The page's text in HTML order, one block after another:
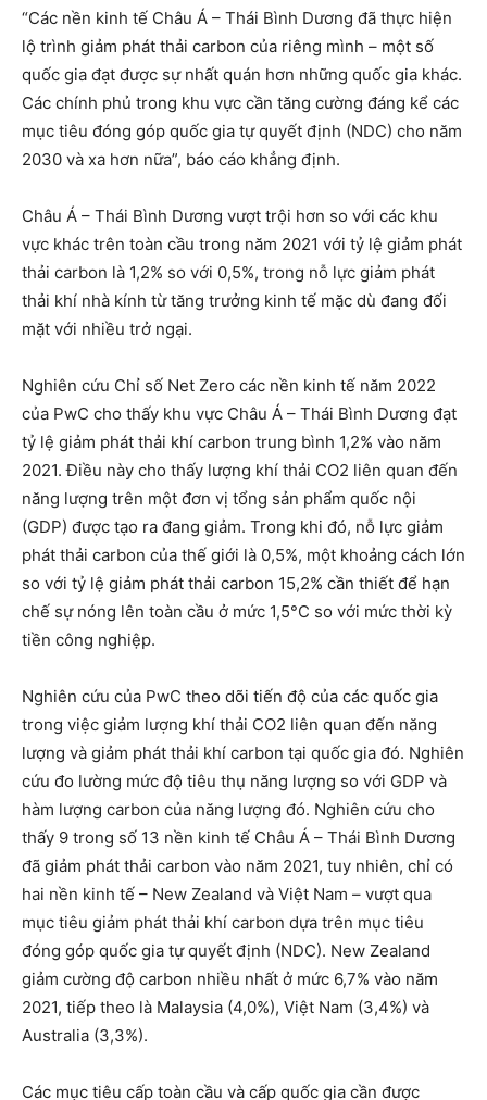
“Các nền kinh tế Châu Á – Thái Bình Dương đã thực hiện
lộ trình giảm phát thải carbon của riêng mình – một số
quốc gia đạt được sự nhất quán hơn những quốc gia khác.
Các chính phủ trong khu vực cần tăng cường đáng kể các
mục tiêu đóng góp quốc gia tự quyết định (NDC) cho năm
2030 và xa hơn nữa”, báo cáo khẳng định.
Châu Á – Thái Bình Dương vượt trội hơn so với các khu
vực khác trên toàn cầu trong năm 2021 với tỷ lệ giảm phát
thải carbon là 1,2% so với 0,5%, trong nỗ lực giảm phát
thải khí nhà kính từ tăng trưởng kinh tế mặc dù đang đối
mặt với nhiều trở ngại.
Nghiên cứu Chỉ số Net Zero các nền kinh tế năm 2022
của PwC cho thấy khu vực Châu Á – Thái Bình Dương đạt
tỷ lệ giảm phát thải khí carbon trung bình 1,2% vào năm
2021. Điều này cho thấy lượng khí thải CO2 liên quan đến
năng lượng trên một đơn vị tổng sản phẩm quốc nội
(GDP) được tạo ra đang giảm. Trong khi đó, nỗ lực giảm
phát thải carbon của thế giới là 0,5%, một khoảng cách lớn
so với tỷ lệ giảm phát thải carbon 15,2% cần thiết để hạn
chế sự nóng lên toàn cầu ở mức 1,5°C so với mức thời kỳ
tiền công nghiệp.
Nghiên cứu của PwC theo dõi tiến độ của các quốc gia
trong việc giảm lượng khí thải CO2 liên quan đến năng
lượng và giảm phát thải khí carbon tại quốc gia đó. Nghiên
cứu đo lường mức độ tiêu thụ năng lượng so với GDP và
hàm lượng carbon của năng lượng đó. Nghiên cứu cho
thấy 9 trong số 13 nền kinh tế Châu Á – Thái Bình Dương
đã giảm phát thải carbon vào năm 2021, tuy nhiên, chỉ có
hai nền kinh tế – New Zealand và Việt Nam – vượt qua
mục tiêu giảm phát thải khí carbon dựa trên mục tiêu
đóng góp quốc gia tự quyết định (NDC). New Zealand
giảm cường độ carbon nhiều nhất ở mức 6,7% vào năm
2021, tiếp theo là Malaysia (4,0%), Việt Nam (3,4%) và
Australia (3,3%).
Các mục tiêu cấp toàn cầu và cấp quốc gia cần được